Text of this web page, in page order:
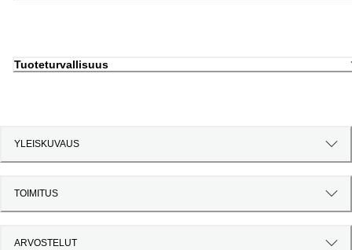
Tuoteturvallisuus
YLEISKUVAUS
TOIMITUS
ARVOSTELUT